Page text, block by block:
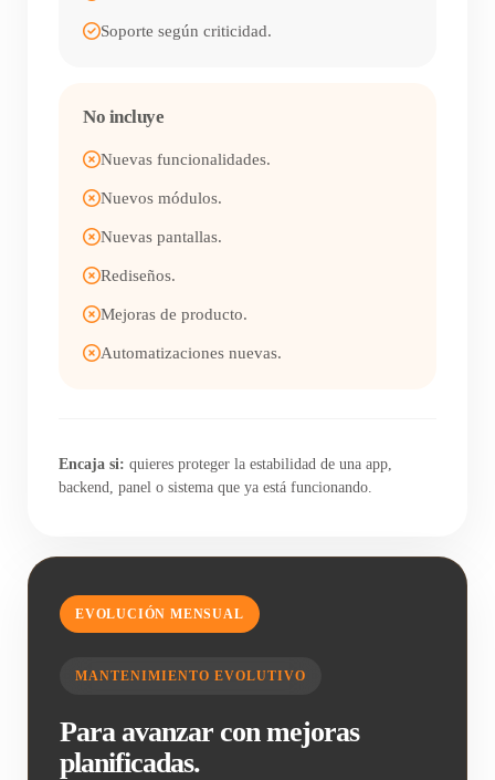
Soporte según criticidad.
No incluye
Nuevas funcionalidades.
Nuevos módulos.
Nuevas pantallas.
Rediseños.
Mejoras de producto.
Automatizaciones nuevas.
Encaja si: quieres proteger la estabilidad de una app,
backend, panel o sistema que ya está funcionando.
EVOLUCIÓN MENSUAL
MANTENIMIENTO EVOLUTIVO
Para avanzar con mejoras
planificadas.